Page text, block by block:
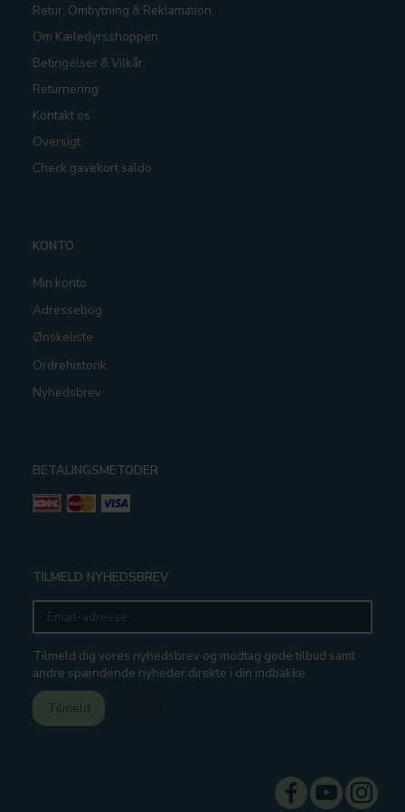
Retur, Ombytning & Reklamation
Om Kæledyrsshoppen
Betingelser & Vilkår
Returnering
Kontakt os
Oversigt
Check gavekort saldo
KONTO
Min konto
Adressebog
Ønskeliste
Ordrehistorik
Nyhedsbrev
BETALINGSMETODER
TILMELD NYHEDSBREV
Email-
adresse
Tilmeld dig vores nyhedsbrev og modtag gode tilbud samt
andre spændende nyheder direkte i din indbakke.
Tilmeld